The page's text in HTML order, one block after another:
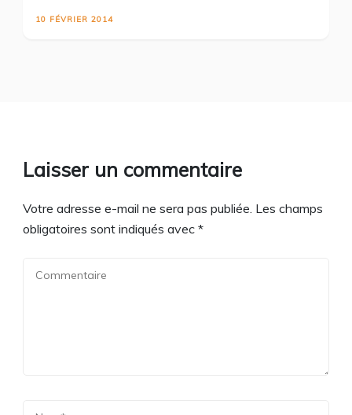
10 FÉVRIER 2014
Laisser un commentaire
Votre adresse e-mail ne sera pas publiée. Les champs
obligatoires sont indiqués avec *